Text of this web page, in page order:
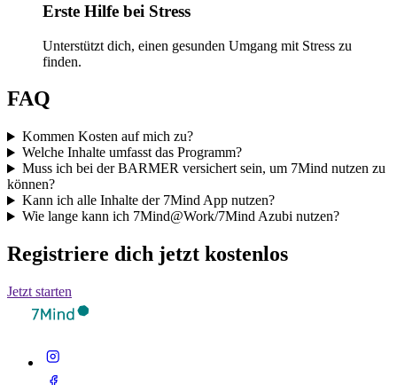
Erste Hilfe bei Stress
Unterstützt dich, einen gesunden Umgang mit Stress zu
finden.
FAQ
Kommen Kosten auf mich zu?
Welche Inhalte umfasst das Programm?
Muss ich bei der BARMER versichert sein, um 7Mind nutzen zu
können?
Kann ich alle Inhalte der 7Mind App nutzen?
Wie lange kann ich 7Mind@Work/7Mind Azubi nutzen?
Registriere dich jetzt kostenlos
Jetzt starten